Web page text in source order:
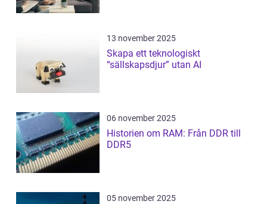
13 november 2025
Skapa ett teknologiskt
“sällskapsdjur” utan AI
06 november 2025
Historien om RAM: Från DDR till
DDR5
05 november 2025